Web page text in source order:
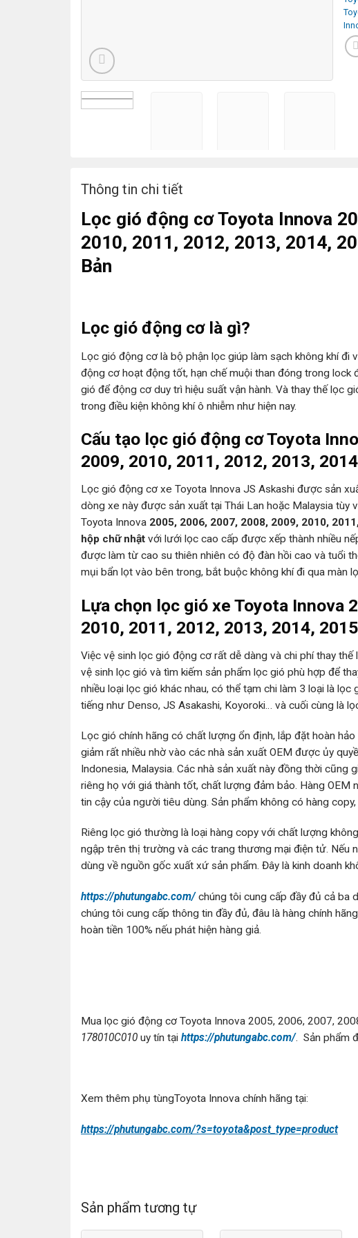
Thông tin chi tiết
Lọc gió động cơ Toyota Innova
2010, 2011, 2012, 2013, 2014,
Bản
Lọc gió động cơ là gì?
Lọc gió động cơ là bộ phận lọc giúp làm sạch không khí
động cơ hoạt động tốt, hạn chế muội than đóng trong lock
gió để động cơ duy trì hiệu suất vận hành. Và thay thế lọc
trong điều kiện không khí ô nhiễm như hiện nay.
Cấu tạo lọc gió động cơ Toyota
2009, 2010, 2011, 2012, 2013,
Lọc gió động cơ xe Toyota Innova JS Askashi được sản
dòng xe này được sản xuất tại Thái Lan hoặc Malaysia
Toyota Innova 2005, 2006, 2007, 2008, 2009, 2010,
hộp chữ nhật với lưới lọc cao cấp được xếp thành nhiều
được làm từ cao su thiên nhiên có độ đàn hồi cao và tuổi
mụi bẩn lọt vào bên trong, bắt buộc không khí đi qua màn
Lựa chọn lọc gió xe Toyota Innova
2010, 2011, 2012, 2013, 2014,
Việc vệ sinh lọc gió động cơ rất dễ dàng và chi phí thay
vệ sinh lọc gió và tìm kiếm sản phẩm lọc gió phù hợp để
nhiều loại lọc gió khác nhau, có thể tạm chi làm 3 loại là
tiếng như Denso, JS Asakashi, Koyoroki… và cuối cùng là
Lọc gió chính hãng có chất lượng ổn định, lắp đặt hoàn
giảm rất nhiều nhờ vào các nhà sản xuất OEM được ủy
Indonesia, Malaysia. Các nhà sản xuất này đồng thời
riêng họ với giá thành tốt, chất lượng đảm bảo. Hàng
tin cậy của người tiêu dùng. Sản phẩm không có hàng
Riêng lọc gió thường là loại hàng copy với chất lượng
ngập trên thị trường và các trang thương mại điện tử. Nếu
dùng về nguồn gốc xuất xứ sản phẩm. Đây là kinh doanh
https://phutungabc.com/chúng tôi cung cấp đầy đủ cả ba
chúng tôi cung cấp thông tin đầy đủ, đâu là hàng chính
hoàn tiền 100% nếu phát hiện hàng giả.
Mua lọc gió động cơ Toyota Innova 2005, 2006, 2007,
178010C010 uy tín tại https://phutungabc.com/. Sản phẩm
Xem thêm phụ tùngToyota Innova chính hãng tại:
https://phutungabc.com/?s=toyota&post_type=product
Sản phẩm tương tự